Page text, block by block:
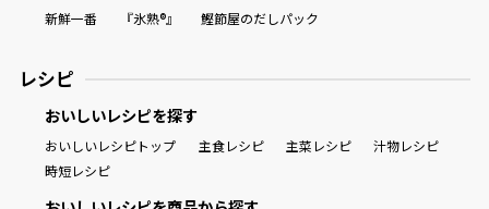
新鮮一番 『氷熟®』 鰹節屋のだしパック
レシピ
おいしいレシピを探す
おいしいレシピトップ 主食レシピ 主菜レシピ
汁物レシピ
時短レシピ